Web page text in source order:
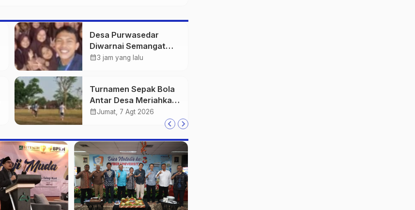
Desa Purwasedar
Diwarnai Semangat
Literasi dan
calendar_month3 jam yang lalu
Turnamen Sepak Bola
Antar Desa Meriahkan
Kebersamaan Warga
calendar_monthJumat, 7 Agt 2026